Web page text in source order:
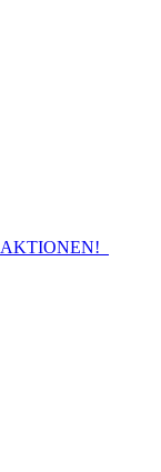
AKTIONEN!